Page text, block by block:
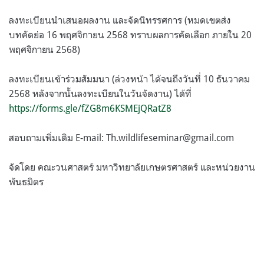
ลงทะเบียนนำเสนอผลงาน และจัดนิทรรศการ (หมดเขตส่ง
บทคัดย่อ 16 พฤศจิกายน 2568 ทราบผลการคัดเลือก ภายใน 20
พฤศจิกายน 2568)
ลงทะเบียนเข้าร่วมสัมมนา (ล่วงหน้า ได้จนถึงวันที่ 10 ธันวาคม
2568 หลังจากนั้นลงทะเบียนในวันจัดงาน) ได้ที่
https://forms.gle/fZG8m6KSMEjQRatZ8
สอบถามเพิ่มเติม E-mail: Th.wildlifeseminar@gmail.com
จัดโดย คณะวนศาสตร์ มหาวิทยาลัยเกษตรศาสตร์ และหน่วยงาน
พันธมิตร